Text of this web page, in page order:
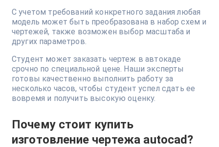
С учетом требований конкретного задания любая
модель может быть преобразована в набор схем и
чертежей, также возможен выбор масштаба и
других параметров.
Студент может заказать чертеж в автокаде
срочно по специальной цене. Наши эксперты
готовы качественно выполнить работу за
несколько часов, чтобы студент успел сдать ее
вовремя и получить высокую оценку.
Почему стоит купить
изготовление чертежа autocad?